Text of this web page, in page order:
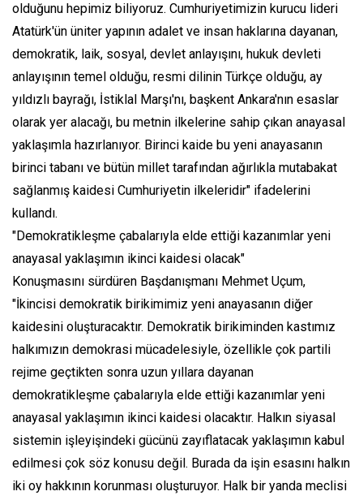
olduğunu hepimiz biliyoruz. Cumhuriyetimizin kurucu lideri
Atatürk'ün üniter yapının adalet ve insan haklarına dayanan,
demokratik, laik, sosyal, devlet anlayışını, hukuk devleti
anlayışının temel olduğu, resmi dilinin Türkçe olduğu, ay
yıldızlı bayrağı, İstiklal Marşı'nı, başkent Ankara'nın esaslar
olarak yer alacağı, bu metnin ilkelerine sahip çıkan anayasal
yaklaşımla hazırlanıyor. Birinci kaide bu yeni anayasanın
birinci tabanı ve bütün millet tarafından ağırlıkla mutabakat
sağlanmış kaidesi Cumhuriyetin ilkeleridir" ifadelerini
kullandı.
"Demokratikleşme çabalarıyla elde ettiği kazanımlar yeni
anayasal yaklaşımın ikinci kaidesi olacak"
Konuşmasını sürdüren Başdanışmanı Mehmet Uçum,
"İkincisi demokratik birikimimiz yeni anayasanın diğer
kaidesini oluşturacaktır. Demokratik birikiminden kastımız
halkımızın demokrasi mücadelesiyle, özellikle çok partili
rejime geçtikten sonra uzun yıllara dayanan
demokratikleşme çabalarıyla elde ettiği kazanımlar yeni
anayasal yaklaşımın ikinci kaidesi olacaktır. Halkın siyasal
sistemin işleyişindeki gücünü zayıflatacak yaklaşımın kabul
edilmesi çok söz konusu değil. Burada da işin esasını halkın
iki oy hakkının korunması oluşturuyor. Halk bir yanda meclisi